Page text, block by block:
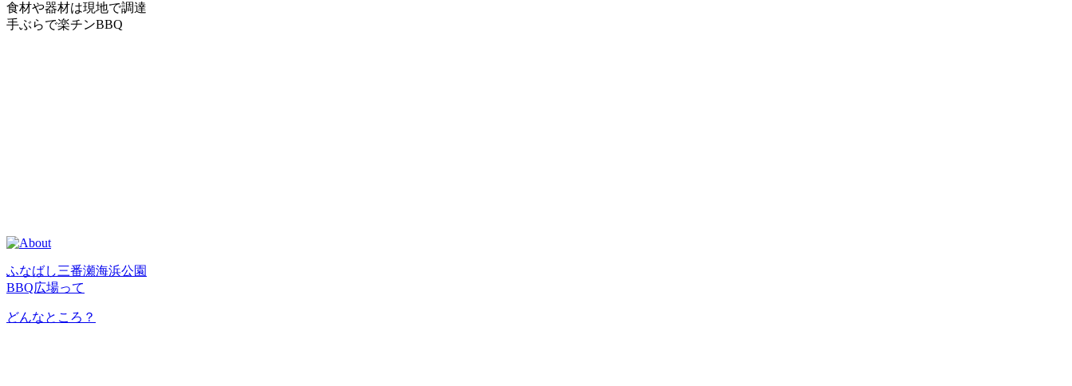
食材や器材は現地で調達
手ぶらで楽チンBBQ
ふなばし三番瀬海浜公園
BBQ広場って
どんなところ？